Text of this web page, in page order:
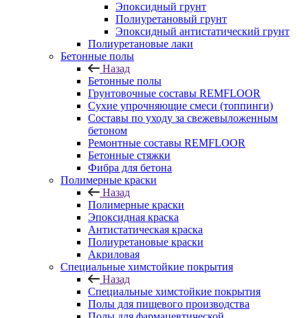
Эпоксидный грунт
Полиуретановый грунт
Эпоксидный антистатический грунт
Полиуретановые лаки
Бетонные полы
Назад
Бетонные полы
Грунтовочные составы REMFLOOR
Сухие упрочняющие смеси (топпинги)
Составы по уходу за свежевыложенным
бетоном
Ремонтные составы REMFLOOR
Бетонные стяжки
Фибра для бетона
Полимерные краски
Назад
Полимерные краски
Эпоксидная краска
Антистатическая краска
Полиуретановые краски
Акриловая
Специальные химстойкие покрытия
Назад
Специальные химстойкие покрытия
Полы для пищевого производства